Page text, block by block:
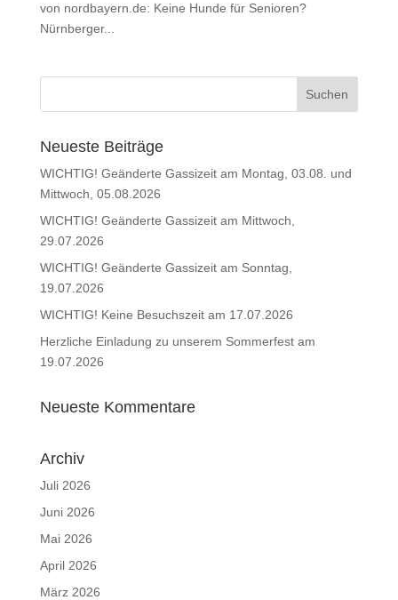
von nordbayern.de: Keine Hunde für Senioren?
Nürnberger...
Neueste Beiträge
WICHTIG! Geänderte Gassizeit am Montag, 03.08. und
Mittwoch, 05.08.2026
WICHTIG! Geänderte Gassizeit am Mittwoch,
29.07.2026
WICHTIG! Geänderte Gassizeit am Sonntag,
19.07.2026
WICHTIG! Keine Besuchszeit am 17.07.2026
Herzliche Einladung zu unserem Sommerfest am
19.07.2026
Neueste Kommentare
Archiv
Juli 2026
Juni 2026
Mai 2026
April 2026
März 2026